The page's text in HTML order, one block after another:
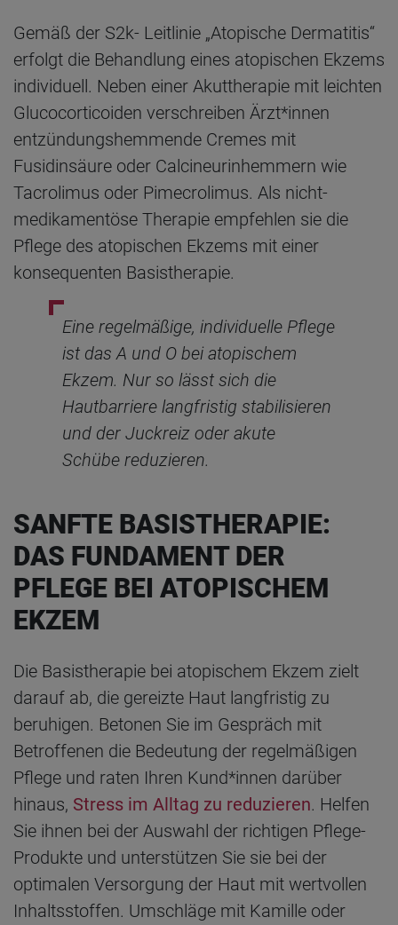
Gemäß der S2k- Leitlinie „Atopische Dermatitis“
erfolgt die Behandlung eines atopischen Ekzems
individuell. Neben einer Akuttherapie mit leichten
Glucocorticoiden verschreiben Ärzt*innen
entzündungshemmende Cremes mit
Fusidinsäure oder Calcineurinhemmern wie
Tacrolimus oder Pimecrolimus. Als nicht-
medikamentöse Therapie empfehlen sie die
Pflege des atopischen Ekzems mit einer
konsequenten Basistherapie.
Eine regelmäßige, individuelle Pflege
ist das A und O bei atopischem
Ekzem. Nur so lässt sich die
Hautbarriere langfristig stabilisieren
und der Juckreiz oder akute
Schübe reduzieren.
SANFTE BASISTHERAPIE:
DAS FUNDAMENT DER
PFLEGE BEI ATOPISCHEM
EKZEM
Die Basistherapie bei atopischem Ekzem zielt
darauf ab, die gereizte Haut langfristig zu
beruhigen. Betonen Sie im Gespräch mit
Betroffenen die Bedeutung der regelmäßigen
Pflege und raten Ihren Kund*innen darüber
hinaus, Stress im Alltag zu reduzieren. Helfen
Sie ihnen bei der Auswahl der richtigen Pflege-
Produkte und unterstützen Sie sie bei der
optimalen Versorgung der Haut mit wertvollen
Inhaltsstoffen. Umschläge mit Kamille oder